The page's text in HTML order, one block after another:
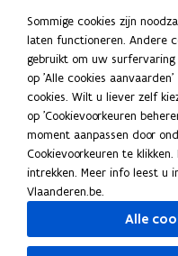
Thema's
Taaladviezen
Spellingregels
Tips voor duidelijke taal
Bekijk ook
Spellingtests
Boek- en webwijzer
Sommige cookies zijn
laten functioneren. Andere
gebruikt om uw
op 'Alle cookies
cookies. Wilt u liever zelf
op 'Cookievoorkeuren
moment aanpassen door
Cookievoorkeuren te
intrekken. Meer info leest u
Vlaanderen.be.
Alle